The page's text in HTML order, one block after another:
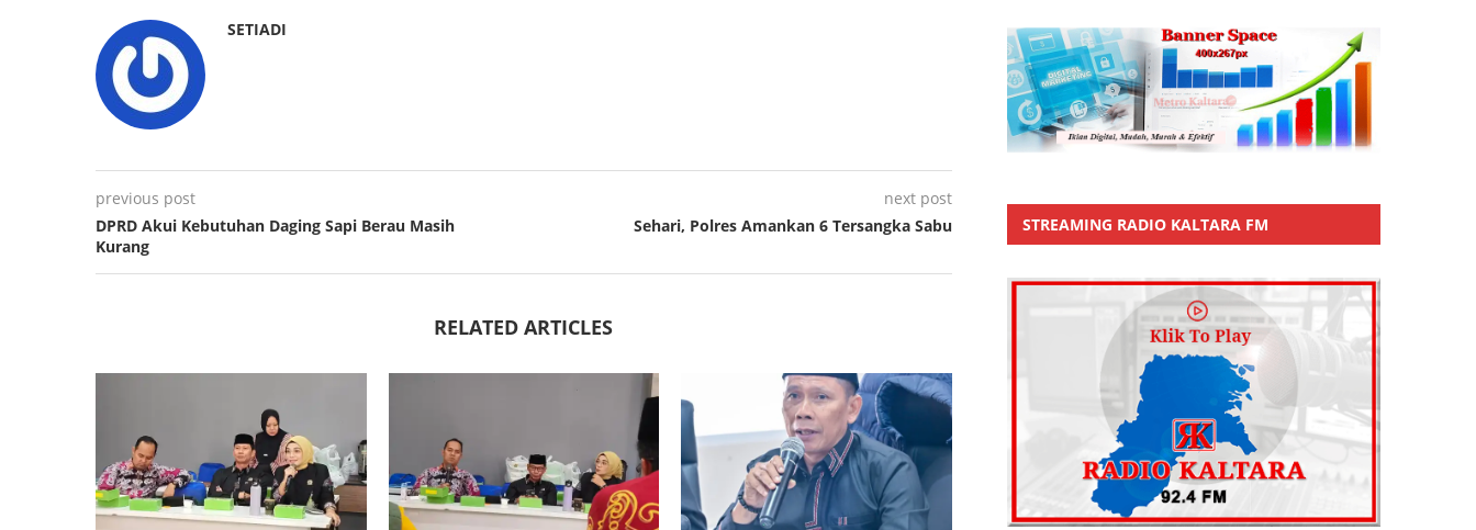
SETIADI
previous post
DPRD Akui Kebutuhan Daging Sapi Berau Masih
Kurang
next post
Sehari, Polres Amankan 6 Tersangka Sabu
RELATED ARTICLES
STREAMING RADIO KALTARA FM